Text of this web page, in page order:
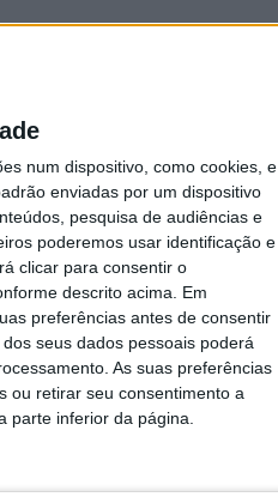
num dispositivo, como cookies, e
enviadas por um dispositivo
pesquisa de audiências e
poderemos usar identificação e
clicar para consentir o
descrito acima. Em
preferências antes de consentir
seus dados pessoais poderá
As suas preferências
ou retirar seu consentimento a
parte inferior da página.
da
ao